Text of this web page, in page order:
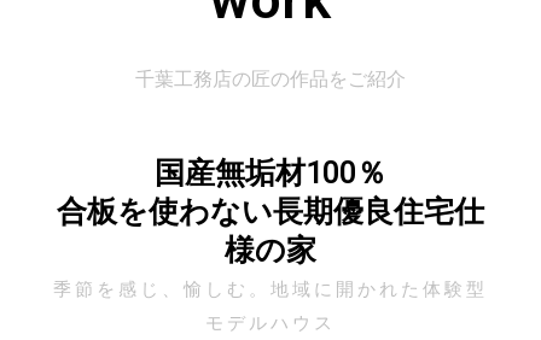
千葉工務店の匠の作品をご紹介
国産無垢材100％
合板を使わない長期優良住宅仕
様の家
季節を感じ、愉しむ。地域に開かれた体験型
モデルハウス